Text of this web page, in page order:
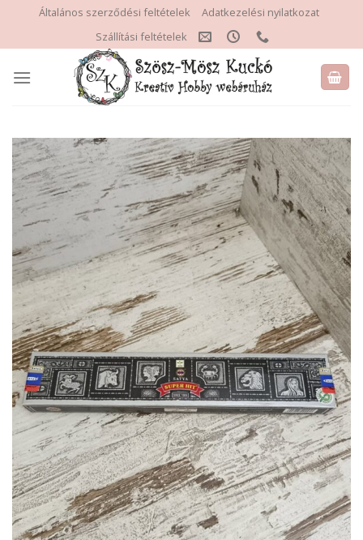
content
Általános szerződési feltételek
Adatkezelési nyilatkozat
Szállítási feltételek